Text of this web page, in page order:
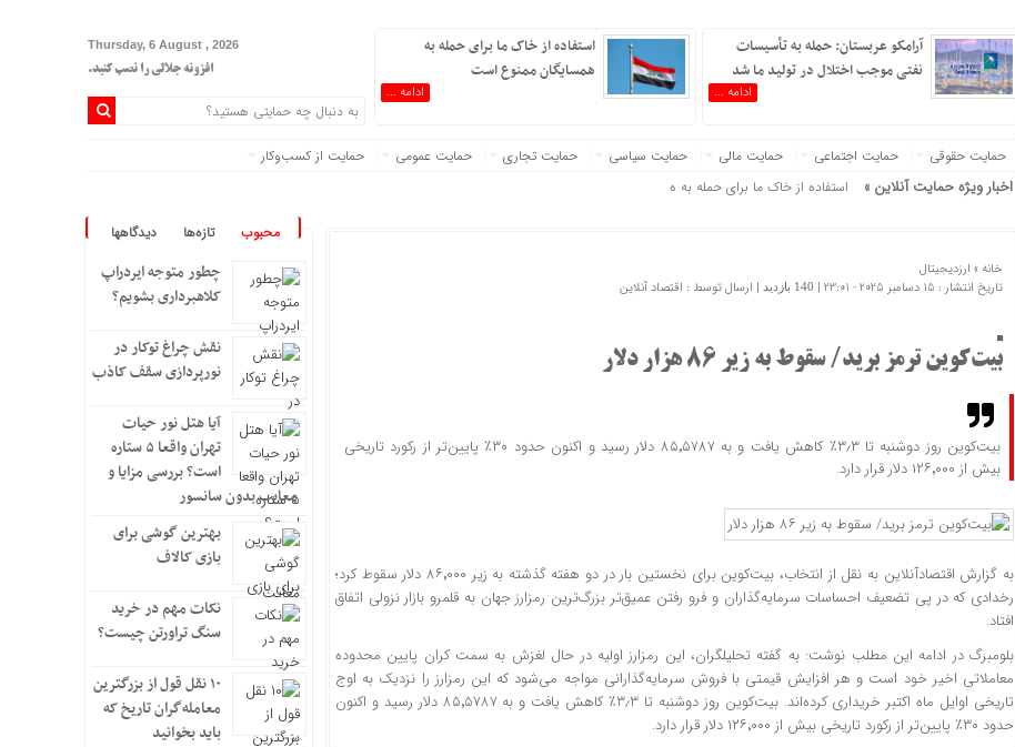
آرامکو عربستان: حمله به تأسیسات
نفتی موجب اختلال در تولید ما شد
ادامه ...
استفاده از خاک ما برای حمله به
همسایگان ممنوع است
ادامه ...
Thursday, 6 August , 2026
افزونه جلالی را نصب کنید.
حمایت حقوقی حمایت اجتماعی حمایت مالی حمایت سیاسی حمایت تجاری حمایت عمومی حمایت از کسب‌وکار
اخبار ویژه حمایت آنلاین » استفاده از خاک ما برای حمله به همسایگان ممنوع است
خانه » ارزدیجیتال
تاریخ انتشار : 15 دسامبر 2025 - 23:01 |
140 بازدید | ارسال توسط : اقتصاد آنلاین
بیت‌کوین ترمز برید/ سقوط به زیر ۸۶ هزار دلار
بیت‌کوین روز دوشنبه تا ۳٫۳٪ کاهش یافت و به ۸۵٬۵۷۸۷ دلار رسید و اکنون حدود ۳۰٪ پایین‌تر از رکورد تاریخی
بیش از ۱۲۶٬۰۰۰ دلار قرار دارد.
به گزارش اقتصادآنلاین به نقل از انتخاب، بیت‌کوین برای نخستین بار در دو هفته گذشته به زیر ۸۶٬۰۰۰ دلار سقوط کرد؛
رخدادی که در پی تضعیف احساسات سرمایه‌گذاران و فرو رفتن عمیق‌تر بزرگ‌ترین رمزارز جهان به قلمرو بازار نزولی اتفاق
افتاد.
بلومبرگ در ادامه این مطلب نوشت: به گفته تحلیلگران، این رمزارز اولیه در حال لغزش به سمت کران پایین محدوده
معاملاتی اخیر خود است و هر افزایش قیمتی با فروش سرمایه‌گذارانی مواجه می‌شود که این رمزارز را نزدیک به اوج
تاریخی اوایل ماه اکتبر خریداری کرده‌اند. بیت‌کوین روز دوشنبه تا ۳٫۳٪ کاهش یافت و به ۸۵٬۵۷۸۷ دلار رسید و اکنون
حدود ۳۰٪ پایین‌تر از رکورد تاریخی بیش از ۱۲۶٬۰۰۰ دلار قرار دارد.
محبوب تازه‌ها دیدگاهها
چطور متوجه ایردراپ
کلاهبرداری بشویم؟
نقش چراغ توکار در
نورپردازی سقف کاذب
آیا هتل نور حیات
تهران واقعا ۵ ستاره
است؟ بررسی مزایا و
معایب بدون سانسور
بهترین گوشی برای
بازی کالاف
نکات مهم در خرید
سنگ تراورتن چیست؟
۱۰ نقل قول از بزرگترین
معامله‌گران تاریخ که
باید بخوانید